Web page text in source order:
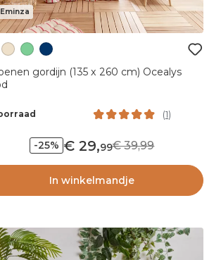
gordijn (135 x 260 cm) Ocealys
(1)
-25% 29,9939,99
In winkelmandje